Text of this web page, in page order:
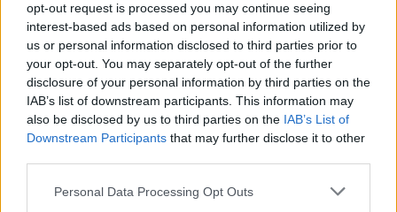
opt-out request is processed you may continue seeing
interest-based ads based on personal information utilized by
us or personal information disclosed to third parties prior to
your opt-out. You may separately opt-out of the further
disclosure of your personal information by third parties on the
IAB’s list of downstream participants. This information may
also be disclosed by us to third parties on the IAB’s List of
Downstream Participants that may further disclose it to other
Personal Data Processing Opt Outs
eräänä poikkeuksellisen lämpimänä päivänä 39 asteen
lukemia.
Entä muut kuukaudet? Miten lämmintä
Marseillessa on ollut...
Tammikuussa Helmikuussa Maaliskuussa
Huhtikuussa Toukokuussa Kesäkuussa
Elokuussa